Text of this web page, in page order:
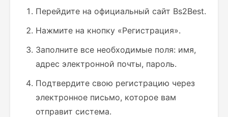
Перейдите на официальный сайт Bs2Best.
Нажмите на кнопку «Регистрация».
Заполните все необходимые поля: имя,
адрес электронной почты, пароль.
Подтвердите свою регистрацию через
электронное письмо, которое вам
отправит система.